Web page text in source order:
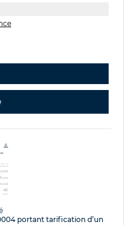
portant tarification d’un